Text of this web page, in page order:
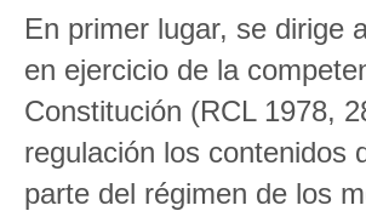
En primer lugar, se dirige
en ejercicio de la
Constitución (RCL 1978,
regulación los contenidos
parte del régimen de los